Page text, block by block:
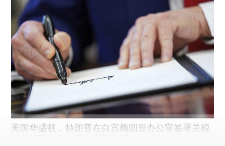
美国华盛顿，特朗普在白宫椭圆形办公室签署关税